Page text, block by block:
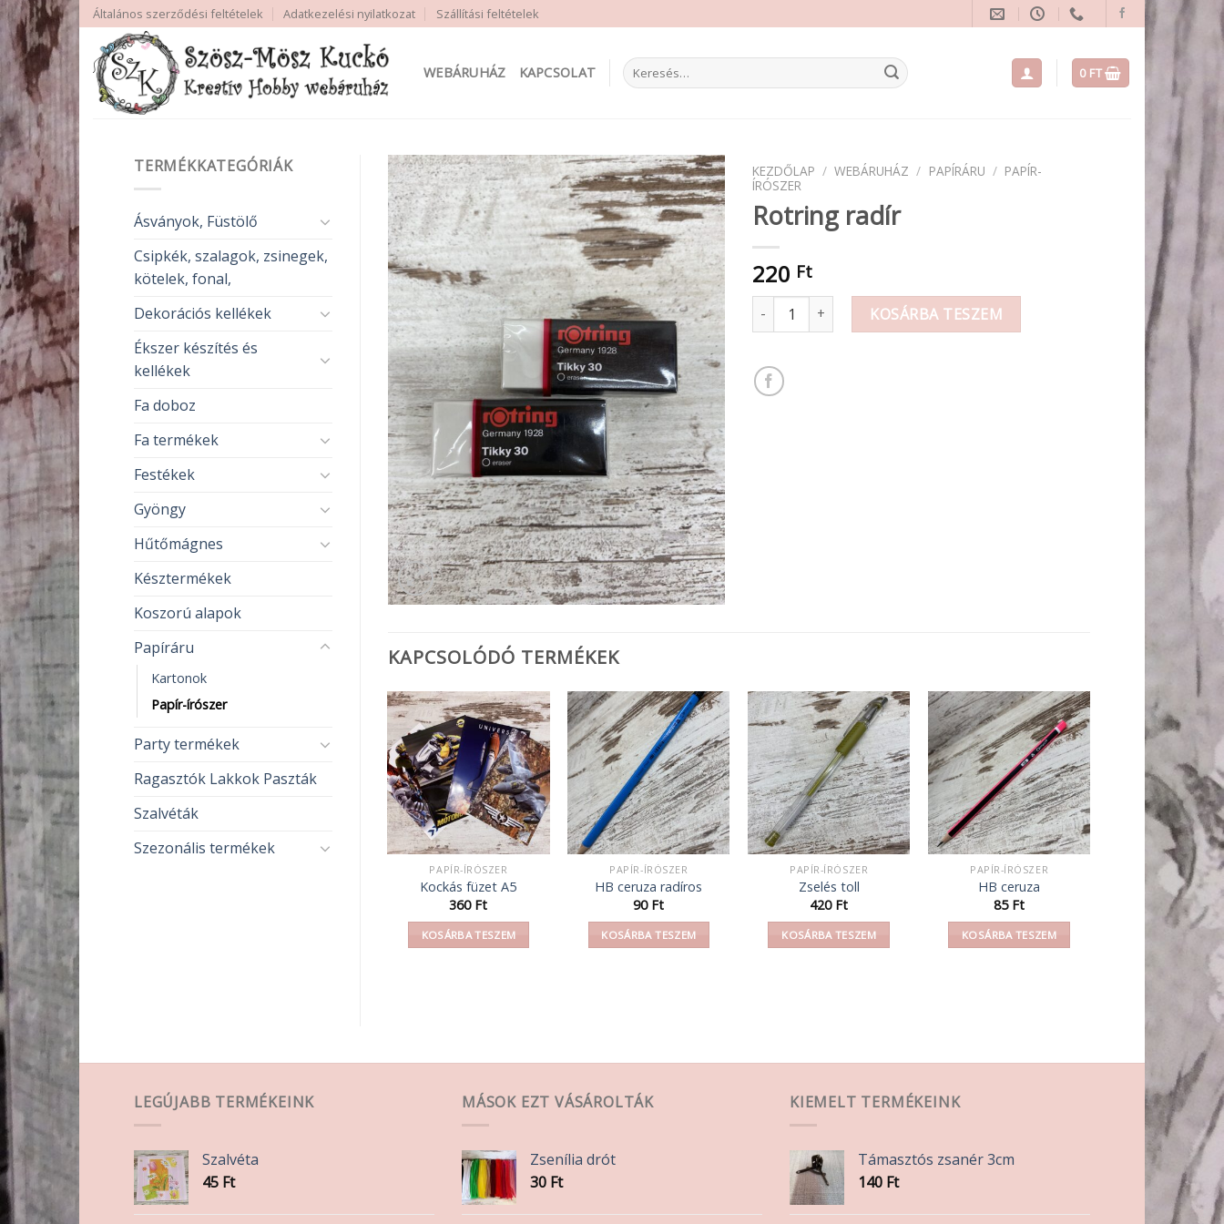
Skip
to
content
Általános szerződési feltételek Adatkezelési nyilatkozat Szállítási feltételek
WEBÁRUHÁZ KAPCSOLAT
Keresés
a
0 FT
TERMÉKKATEGÓRIÁK
Ásványok, Füstölő
Csipkék, szalagok, zsinegek,
kötelek, fonal,
Dekorációs kellékek
Ékszer készítés és
kellékek
Fa doboz
Fa termékek
Festékek
Gyöngy
Hűtőmágnes
Késztermékek
Koszorú alapok
Papíráru
Kartonok
Papír-írószer
Party termékek
Ragasztók Lakkok Paszták
Szalvéták
Szezonális termékek
KEZDŐLAP / WEBÁRUHÁZ / PAPÍRÁRU / PAPÍR-
ÍRÓSZER
Rotring radír
220 Ft
Rotring radír mennyiségKOSÁRBA TESZEM
KAPCSOLÓDÓ TERMÉKEK
PAPÍR-ÍRÓSZER
Kockás füzet A5
360 Ft
KOSÁRBA TESZEM
PAPÍR-ÍRÓSZER
HB ceruza radíros
90 Ft
KOSÁRBA TESZEM
PAPÍR-ÍRÓSZER
Zselés toll
420 Ft
KOSÁRBA TESZEM
PAPÍR-ÍRÓSZER
HB ceruza
85 Ft
KOSÁRBA TESZEM
Sima füzet A5
KOSÁRBA TESZEM
LEGÚJABB TERMÉKEINK
Szalvéta
45 Ft
MÁSOK EZT VÁSÁROLTÁK
Zsenília drót
30 Ft
KIEMELT TERMÉKEINK
Támasztós zsanér 3cm
140 Ft